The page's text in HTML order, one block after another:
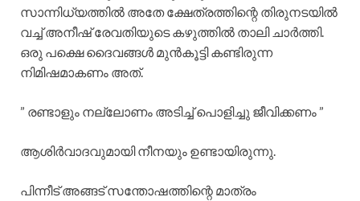
സാന്നിധ്യത്തിൽ അതേ ക്ഷേത്രത്തിന്റെ തിരുനടയിൽ
വച്ച് അനീഷ് രേവതിയുടെ കഴുത്തിൽ താലി ചാർത്തി.
ഒരു പക്ഷെ ദൈവങ്ങൾ മുൻകൂട്ടി കണ്ടിരുന്ന
നിമിഷമാകണം അത്.
” രണ്ടാളും നല്ലോണം അടിച്ച് പൊളിച്ചു ജീവിക്കണം ”
ആശിർവാദവുമായി നീനയും ഉണ്ടായിരുന്നു.
പിന്നീട് അങ്ങട് സന്തോഷത്തിന്റെ മാത്രം